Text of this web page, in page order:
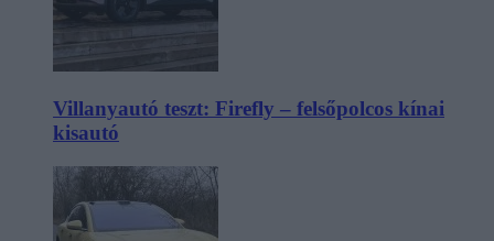
Villanyautó teszt: Firefly – felsőpolcos kínai
kisautó